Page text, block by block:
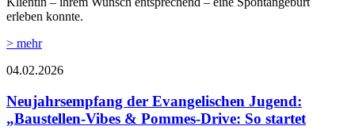
erleben konnte.
> mehr
04.02.2026
Neujahrsempfang der Evangelischen Jugend:
„Baustellen-Vibes & Pommes-Drive: So startet